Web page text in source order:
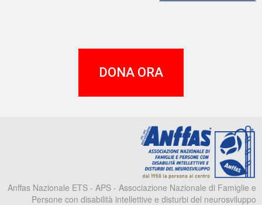
DONA ORA
Anffas Nazionale ETS - APS - Associazione Nazionale di Famiglie e
Persone con disabilità intellettive e disturbi del neurosviluppo